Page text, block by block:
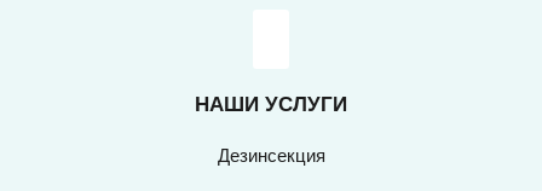
НАШИ УСЛУГИ
Дезинсекция